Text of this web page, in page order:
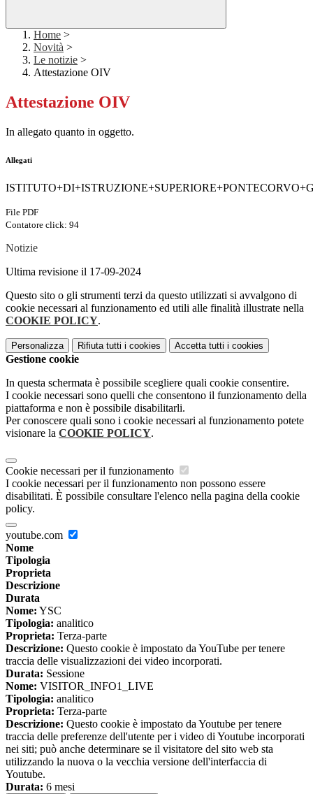
Home >
Novità >
Le notizie >
Attestazione OIV
Attestazione OIV
In allegato quanto in oggetto.
Allegati
File PDF
Contatore click: 94
Notizie
Ultima revisione il 17-09-2024
Questo sito o gli strumenti terzi da questo utilizzati si avvalgono di
cookie necessari al funzionamento ed utili alle finalità illustrate nella
COOKIE POLICY.
Personalizza Rifiuta tutti i cookies Accetta tutti i cookies
Gestione cookie
In questa schermata è possibile scegliere quali cookie consentire.
I cookie necessari sono quelli che consentono il funzionamento della
piattaforma e non è possibile disabilitarli.
Per conoscere quali sono i cookie necessari al funzionamento potete
visionare la COOKIE POLICY.
Cookie necessari per il funzionamento
I cookie necessari per il funzionamento non possono essere
disabilitati. È possibile consultare l'elenco nella pagina della cookie
policy.
youtube.com
Nome
Tipologia
Proprieta
Descrizione
Durata
Nome: YSC
Tipologia: analitico
Proprieta: Terza-parte
Descrizione: Questo cookie è impostato da YouTube per tenere
traccia delle visualizzazioni dei video incorporati.
Durata: Sessione
Nome: VISITOR_INFO1_LIVE
Tipologia: analitico
Proprieta: Terza-parte
Descrizione: Questo cookie è impostato da Youtube per tenere
traccia delle preferenze dell'utente per i video di Youtube incorporati
nei siti; può anche determinare se il visitatore del sito web sta
utilizzando la nuova o la vecchia versione dell'interfaccia di
Youtube.
Durata: 6 mesi